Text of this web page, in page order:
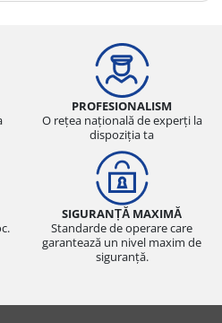
PROFESIONALISM
O rețea națională de experți la
dispoziția ta
SIGURANȚĂ MAXIMĂ
Standarde de operare care
garantează un nivel maxim de
siguranță.